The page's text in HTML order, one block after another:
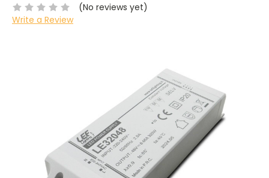
(No reviews yet)
Write a Review